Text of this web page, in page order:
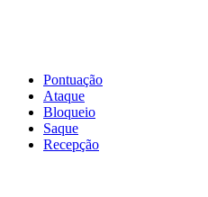
Pontuação
Ataque
Bloqueio
Saque
Recepção